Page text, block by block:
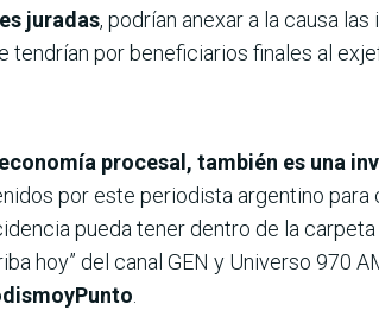
juradas, podrían anexar a la causa
tendrían por beneficiarios finales al
procesal, también es una
por este periodista argentino
pueda tener dentro de la
hoy” del canal GEN y Universo 970